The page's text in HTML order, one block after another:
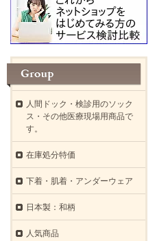
人間ドック・検診用のソック
ス・その他医療現場用商品で
す。
在庫処分特価
下着・肌着・アンダーウェア
日本製：和柄
人気商品